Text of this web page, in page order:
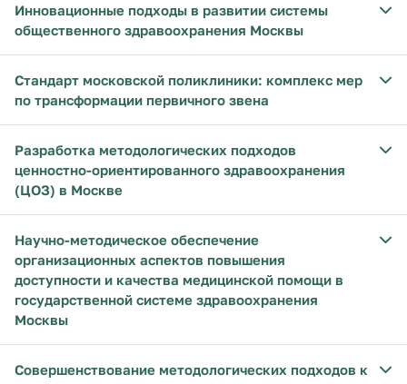
Инновационные подходы в развитии системы
общественного здравоохранения Москвы
Стандарт московской поликлиники: комплекс мер
по трансформации первичного звена
Разработка методологических подходов
ценностно-ориентированного здравоохранения
(ЦОЗ) в Москве
Научно-методическое обеспечение
организационных аспектов повышения
доступности и качества медицинской помощи в
государственной системе здравоохранения
Москвы
Совершенствование методологических подходов к